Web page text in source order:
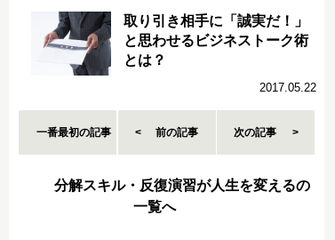
取り引き相手に「誠実だ！」
と思わせるビジネストーク術
とは？
2017.05.22
一番最初の記事 前の記事 次の記事
分解スキル・反復演習が人生を変えるの
一覧へ